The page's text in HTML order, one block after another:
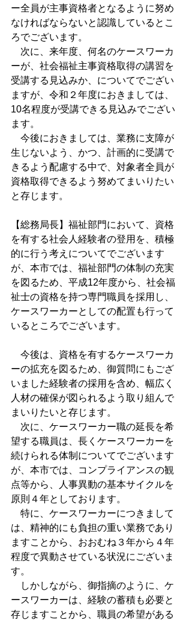
ー全員が主事資格者となるように努め
なければならないと認識しているとこ
ろでございます。
次に、来年度、何名のケースワーカ
ーが、社会福祉主事資格取得の講習を
受講する見込みか、についてでござい
ますが、令和２年度におきましては、
10名程度が受講できる見込みでござい
ます。
今後におきましては、業務に支障が
生じないよう、かつ、計画的に受講で
きるよう配慮する中で、対象者全員が
資格取得できるよう努めてまいりたい
と存じます。
【総務局長】福祉部門において、資格
を有する社会人経験者の登用を、積極
的に行う考えについてでございます
が、本市では、福祉部門の体制の充実
を図るため、平成12年度から、社会福
祉士の資格を持つ専門職員を採用し、
ケースワーカーとしての配置も行って
いるところでございます。
今後は、資格を有するケースワーカ
ーの拡充を図るため、御質問にもござ
いました経験者の採用を含め、幅広く
人材の確保が図られるよう取り組んで
まいりたいと存じます。
次に、ケースワーカー職の延長を希
望する職員は、長くケースワーカーを
続けられる体制についてでございます
が、本市では、コンプライアンスの観
点等から、人事異動の基本サイクルを
原則４年としております。
特に、ケースワーカーにつきまして
は、精神的にも負担の重い業務であり
ますことから、おおむね３年から４年
程度で異動させている状況にございま
す。
しかしながら、御指摘のように、ケ
ースワーカーは、経験の蓄積も必要と
存じますことから、職員の希望がある